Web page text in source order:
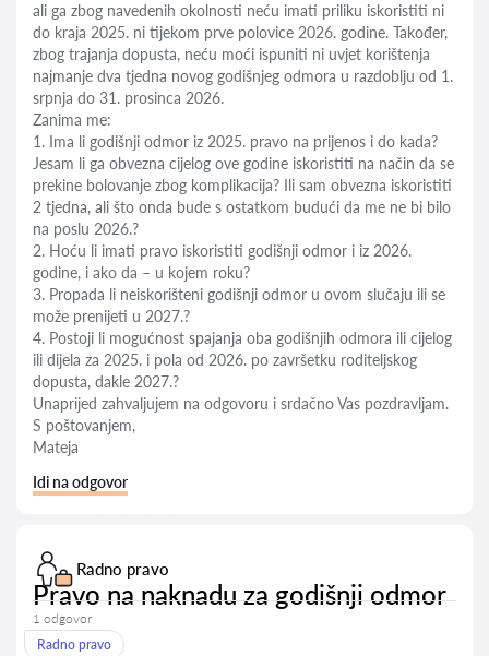
ali ga zbog navedenih okolnosti neću imati priliku iskoristiti ni
do kraja 2025. ni tijekom prve polovice 2026. godine. Također,
zbog trajanja dopusta, neću moći ispuniti ni uvjet korištenja
najmanje dva tjedna novog godišnjeg odmora u razdoblju od 1.
srpnja do 31. prosinca 2026.
Zanima me:
1. Ima li godišnji odmor iz 2025. pravo na prijenos i do kada?
Jesam li ga obvezna cijelog ove godine iskoristiti na način da se
prekine bolovanje zbog komplikacija? Ili sam obvezna iskoristiti
2 tjedna, ali što onda bude s ostatkom budući da me ne bi bilo
na poslu 2026.?
2. Hoću li imati pravo iskoristiti godišnji odmor i iz 2026.
godine, i ako da – u kojem roku?
3. Propada li neiskorišteni godišnji odmor u ovom slučaju ili se
može prenijeti u 2027.?
4. Postoji li mogućnost spajanja oba godišnjih odmora ili cijelog
ili dijela za 2025. i pola od 2026. po završetku roditeljskog
dopusta, dakle 2027.?
Unaprijed zahvaljujem na odgovoru i srdačno Vas pozdravljam.
S poštovanjem,
Mateja
Idi na odgovor
Radno pravo
Pravo na naknadu za godišnji odmor
1 odgovor
Radno pravo